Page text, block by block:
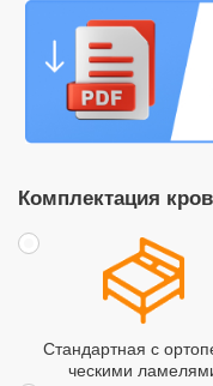
Комплектация
Стандартная с
ческими